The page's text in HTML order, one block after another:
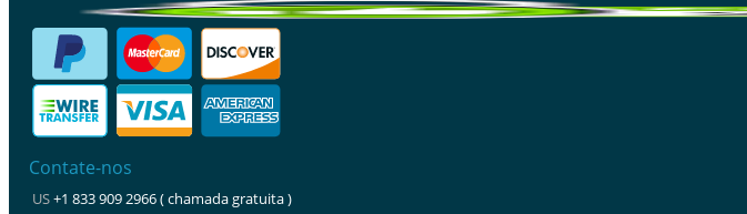
Contate-nos
US+1 833 909 2966 ( chamada gratuita )